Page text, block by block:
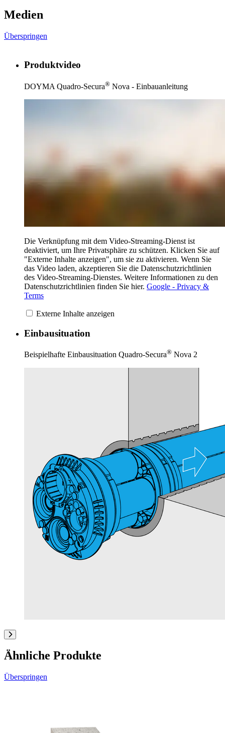
Medien
Überspringen
Produktvideo
DOYMA Quadro-Secura® Nova - Einbauanleitung
Die Verknüpfung mit dem Video-Streaming-Dienst ist
deaktiviert, um Ihre Privatsphäre zu schützen. Klicken Sie auf
"Externe Inhalte anzeigen", um sie zu aktivieren. Wenn Sie
das Video laden, akzeptieren Sie die Datenschutzrichtlinien
des Video-Streaming-Dienstes. Weitere Informationen zu den
Datenschutzrichtlinien finden Sie hier. Google - Privacy &
Terms
Externe Inhalte anzeigen
Einbausituation
Beispielhafte Einbausituation Quadro-Secura® Nova 2
Ähnliche Produkte
Überspringen